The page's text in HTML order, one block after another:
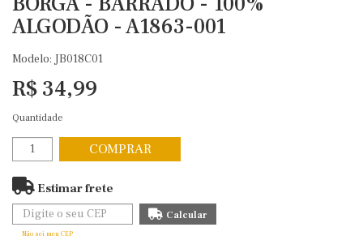
ALGODÃO - A1863-001
Modelo: JB018C01
R$ 34,99
Quantidade
COMPRAR
Estimar frete
Não sei meu CEP